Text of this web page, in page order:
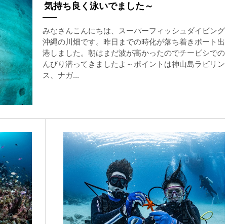
気持ち良く泳いでました～
みなさんこんにちは、スーパーフィッシュダイビング
沖縄の川畑です。昨日までの時化が落ち着きボート出
港しました。朝はまだ波が高かったのでチービシでの
んびり潜ってきましたよ～ポイントは神山島ラビリン
ス、ナガ...
ません。そのため、多少の波やうねりがある中でスノーケリング
いいたします。
が本ツアーに参加できるレベルに達していないと判断した場合に
があります。その際のご返金には応じかねますので、あらかじめ
をご希望の方は、事前にお申し出ください。
ングに伴う危険に加え、予測不能なクジラの行動や、クジラとの
う際にもトラブルが生じる可能性があります。そして、これらを
生する可能性があります。
た場合、またはその他いかなる理由があっても、当ツアー開催主